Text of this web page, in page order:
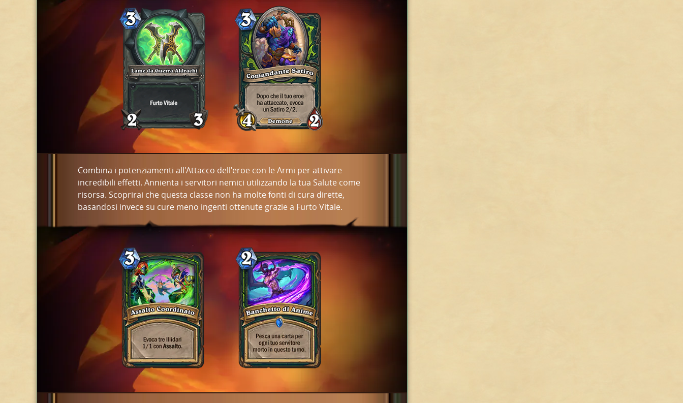
Combina i potenziamenti all'Attacco dell'eroe con le Armi per attivare
incredibili effetti. Annienta i servitori nemici utilizzando la tua Salute come
risorsa. Scoprirai che questa classe non ha molte fonti di cura dirette,
basandosi invece su cure meno ingenti ottenute grazie a Furto Vitale.